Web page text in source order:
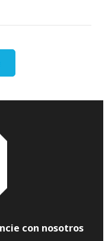
con nosotros